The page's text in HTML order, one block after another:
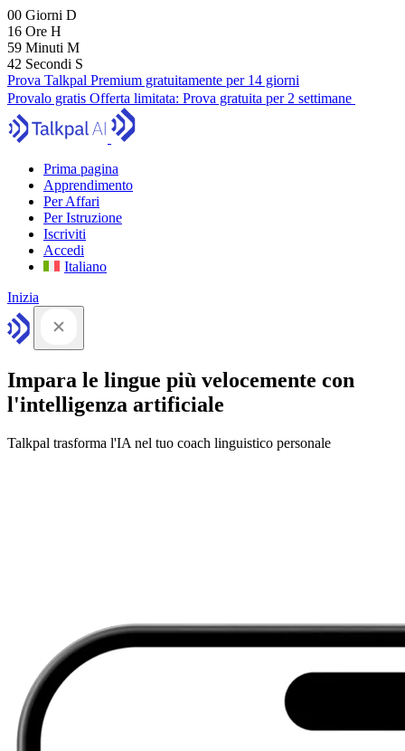
00 Giorni D
16 Ore H
59 Minuti M
41 Secondi S
Prova Talkpal Premium gratuitamente per 14 giorni
Provalo gratis Offerta limitata: Prova gratuita per 2 settimane
Prima pagina
Apprendimento
Per Affari
Per Istruzione
Iscriviti
Accedi
Italiano
Inizia
Impara le lingue più velocemente con
l'intelligenza artificiale
Talkpal trasforma l'IA nel tuo coach linguistico personale